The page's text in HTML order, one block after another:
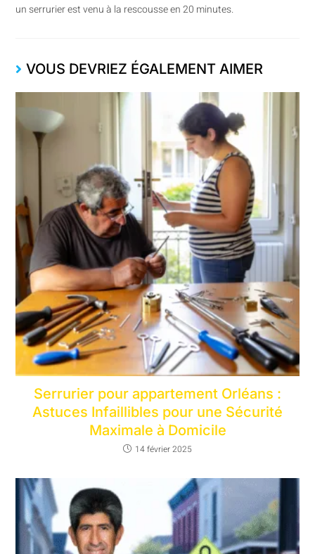
un serrurier est venu à la rescousse en 20 minutes.
VOUS DEVRIEZ ÉGALEMENT AIMER
Serrurier pour appartement Orléans :
Astuces Infaillibles pour une Sécurité
Maximale à Domicile
14 février 2025